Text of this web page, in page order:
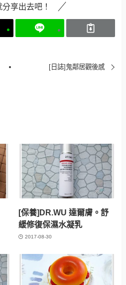
享出去吧！
[日誌]鬼鄰居觀後感
[保養]DR.WU 達爾膚。舒
緩修復保濕水凝乳
2017-08-30